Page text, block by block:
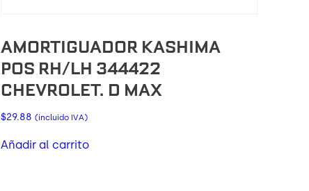
AMORTIGUADOR KASHIMA
POS RH/LH 344422
CHEVROLET. D MAX
$29.88 (incluido IVA)
Añadir al carrito